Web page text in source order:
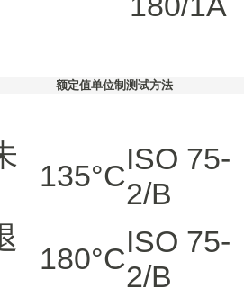
额定值单位制 测试方法
135°CISO 75-
2/B
180°CISO 75-
2/B